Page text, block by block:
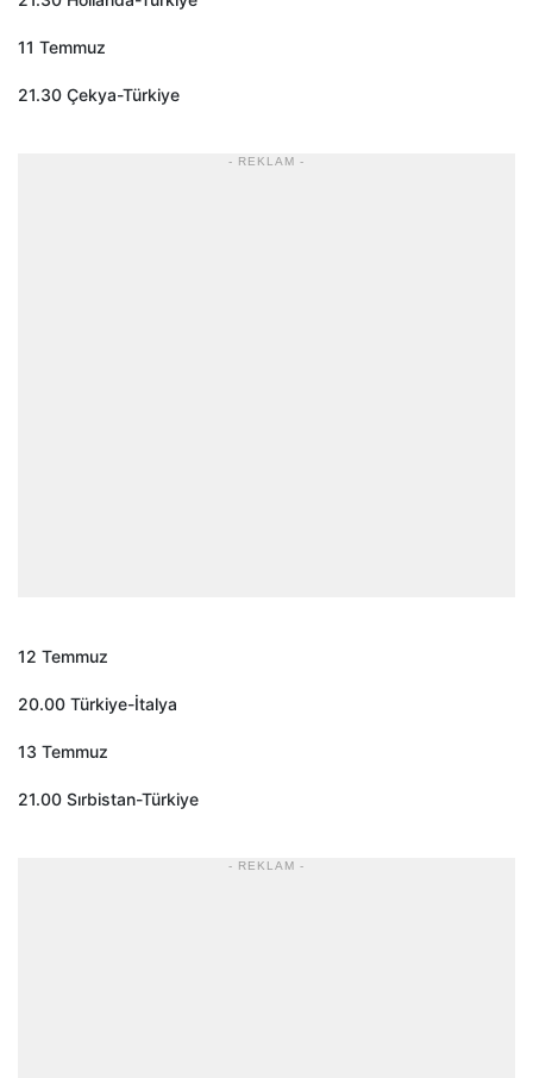
11 Temmuz
21.30 Çekya-Türkiye
- REKLAM -
12 Temmuz
20.00 Türkiye-İtalya
13 Temmuz
21.00 Sırbistan-Türkiye
- REKLAM -